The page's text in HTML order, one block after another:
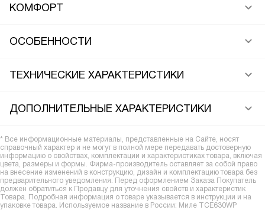
КОМФОРТ
ОСОБЕННОСТИ
ТЕХНИЧЕСКИЕ ХАРАКТЕРИСТИКИ
ДОПОЛНИТЕЛЬНЫЕ ХАРАКТЕРИСТИКИ
* Все информационные материалы, представленные на Сайте, носят
справочный характер и не могут в полной мере передавать достоверную
информацию о свойствах, комплектации и характеристиках товара, включая
цвета, размеры и формы. Фирма-производитель оставляет за собой право
на внесение изменений в конструкцию, дизайн и комплектацию товара без
предварительного уведомления. Перед оформлением Заказа Покупатель
должен обратиться к Продавцу для уточнения свойств и характеристик
Товара. Подробная информация о товаре указывается в инструкции и на
упаковке товара. Используемое название в России: Миле TCE630WP